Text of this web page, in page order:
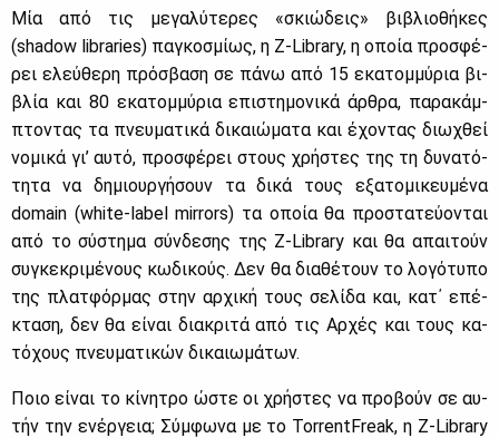
Mία από τις με­γα­λύ­τε­ρες «σκιώ­δεις» βι­βλιο­θή­κες
(shadow libraries) πα­γκο­σμί­ως, η Z-Library, η οποία προ­σφέ­
ρει ελεύ­θε­ρη πρό­σβα­ση σε πά­νω από 15 εκα­τομ­μύ­ρια βι­
βλία και 80 εκα­τομ­μύ­ρια επι­στη­μο­νι­κά άρ­θρα, πα­ρα­κάμ­
πτο­ντας τα πνευ­μα­τι­κά δι­καιώ­μα­τα και έχο­ντας διω­χθεί
νο­μι­κά γι’ αυ­τό, προ­σφέ­ρει στους χρή­στες της τη δυ­να­τό­
τη­τα να δη­μιουρ­γή­σουν τα δι­κά τους εξα­το­μι­κευ­μέ­να
domain (white-label mirrors) τα οποία θα προ­στα­τεύ­ο­νται
από το σύ­στη­μα σύν­δε­σης της Z-Library και θα απαι­τούν
συ­γκε­κρι­μέ­νους κω­δι­κούς. Δεν θα δια­θέ­τουν το λο­γό­τυ­πο
της πλατ­φόρ­μας στην αρ­χι­κή τους σε­λί­δα και, κατ΄ επέ­
κτα­ση, δεν θα εί­ναι δια­κρι­τά από τις Αρ­χές και τους κα­
τό­χους πνευ­μα­τι­κών δι­καιω­μά­των.
Ποιο εί­ναι το κί­νη­τρο ώστε οι χρή­στες να προ­βούν σε αυ­
τήν την ενέρ­γεια; Σύμ­φω­να με το TorrentFreak, η Z-Library